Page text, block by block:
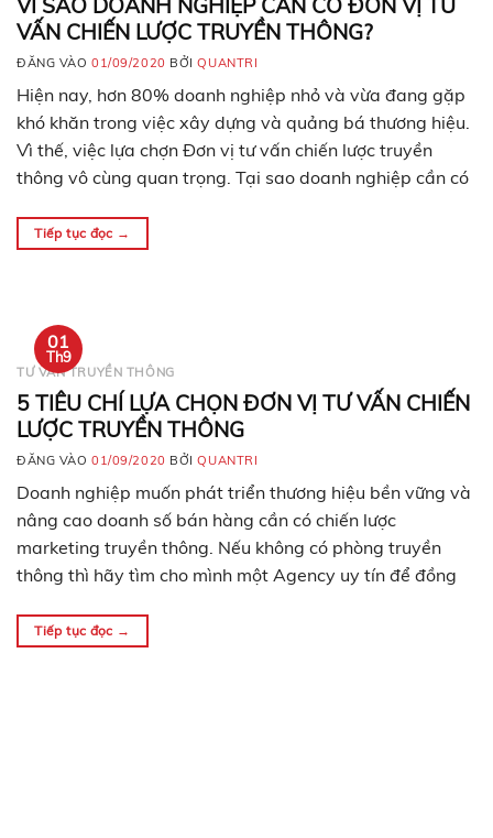
VÌ SAO DOANH NGHIỆP CẦN CÓ ĐƠN VỊ TƯ
VẤN CHIẾN LƯỢC TRUYỀN THÔNG?
ĐĂNG VÀO01/09/2020 BỞIQUANTRI
Hiện nay, hơn 80% doanh nghiệp nhỏ và vừa đang gặp
khó khăn trong việc xây dựng và quảng bá thương hiệu.
Vì thế, việc lựa chợn Đơn vị tư vấn chiến lược truyền
thông vô cùng quan trọng. Tại sao doanh nghiệp cần có
và…
Tiếp tục đọc →
01
Th9
TƯ VẤN TRUYỀN THÔNG
5 TIÊU CHÍ LỰA CHỌN ĐƠN VỊ TƯ VẤN CHIẾN
LƯỢC TRUYỀN THÔNG
ĐĂNG VÀO01/09/2020 BỞIQUANTRI
Doanh nghiệp muốn phát triển thương hiệu bền vững và
nâng cao doanh số bán hàng cần có chiến lược
marketing truyền thông. Nếu không có phòng truyền
thông thì hãy tìm cho mình một Agency uy tín để đồng
chọn đơn vị tư…
Tiếp tục đọc →